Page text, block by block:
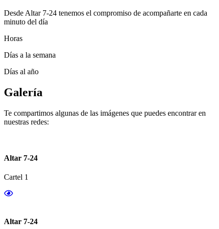
Desde Altar 7-24 tenemos el compromiso de acompañarte en cada
minuto del día
Horas
Días a la semana
Días al año
Galería
Te compartimos algunas de las imágenes que puedes encontrar en
nuestras redes:
Altar 7-24
Cartel 1
Altar 7-24